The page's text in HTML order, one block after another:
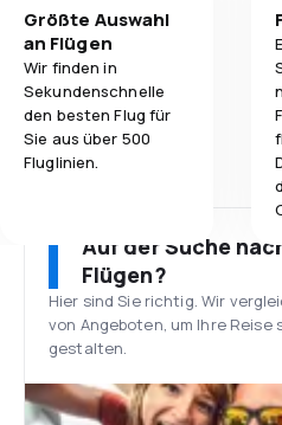
Größte Auswahl
an Flügen
Wir finden in
Sekundenschnelle
den besten Flug für
Sie aus über 500
Fluglinien.
Auf der Suche
Flügen?
Hier sind Sie richtig. Wir
von Angeboten, um Ihre
gestalten.